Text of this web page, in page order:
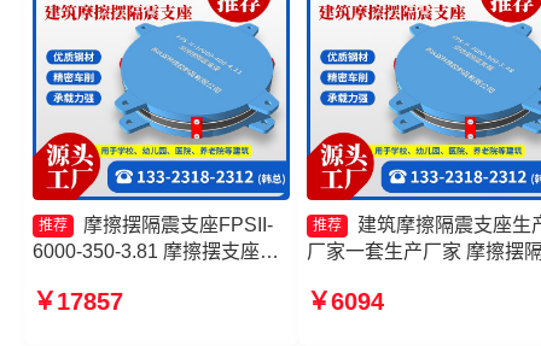
推荐
摩擦摆隔震支座FPSII-
6000-350-3.81 摩擦摆支座厂
1000-350-3.81生产厂家 摩擦
￥17857
推荐
建筑摩擦隔震支座生
厂家一套生产厂家 摩擦摆
10000-400-4.11厂家 摩擦
￥6094